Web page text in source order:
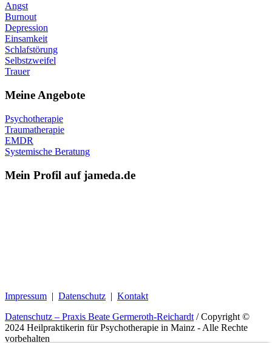
Angst
Burnout
Depression
Einsamkeit
Schlafstörung
Selbstzweifel
Trauer
Meine Angebote
Psychotherapie
Traumatherapie
EMDR
Systemische Beratung
Mein Profil auf jameda.de
Impressum | Datenschutz | Kontakt
Datenschutz – Praxis Beate Germeroth-Reichardt / Copyright ©
2024 Heilpraktikerin für Psychotherapie in Mainz - Alle Rechte
vorbehalten